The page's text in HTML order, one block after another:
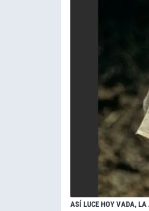
ASÍ LUCE HOY VADA,